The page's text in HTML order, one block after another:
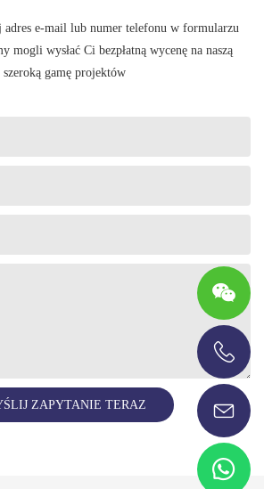
adres e-mail lub numer telefonu w formularzu
mogli wysłać Ci bezpłatną wycenę na naszą
szeroką gamę projektów
ZAPYTANIE TERAZ